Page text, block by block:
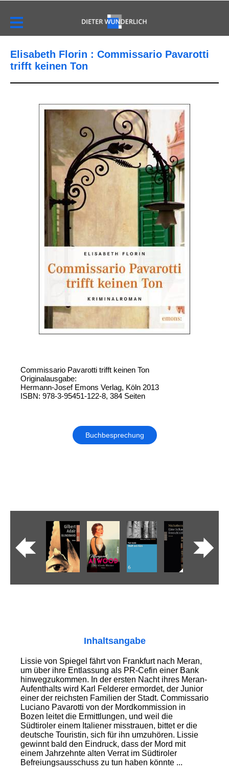
Elisabeth Florin : Commissario Pavarotti
trifft keinen Ton
Commissario Pavarotti trifft keinen Ton
Originalausgabe:
Hermann-Josef Emons Verlag, Köln 2013
ISBN: 978-3-95451-122-8, 384 Seiten
Buchbesprechung
Inhaltsangabe
Lissie von Spiegel fährt von Frankfurt nach Meran,
um über ihre Entlassung als PR-Cefin einer Bank
hinwegzukommen. In der ersten Nacht ihres Meran-
Aufenthalts wird Karl Felderer ermordet, der Junior
einer der reichsten Familien der Stadt. Commissario
Luciano Pavarotti von der Mordkommission in
Bozen leitet die Ermittlungen, und weil die
Südtiroler einem Italiener misstrauen, bittet er die
deutsche Touristin, sich für ihn umzu­hören. Lissie
gewinnt bald den Eindruck, dass der Mord mit
einem Jahrzehnte alten Verrat im Südtiroler
Befreiungsausschuss zu tun haben könnte ...